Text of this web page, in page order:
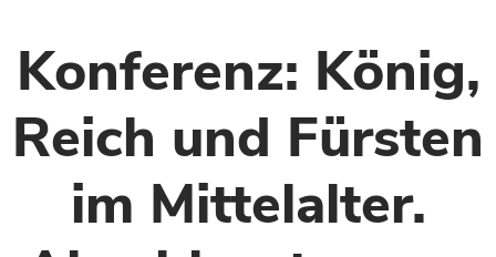
Konferenz: König,
Reich und Fürsten
im Mittelalter.